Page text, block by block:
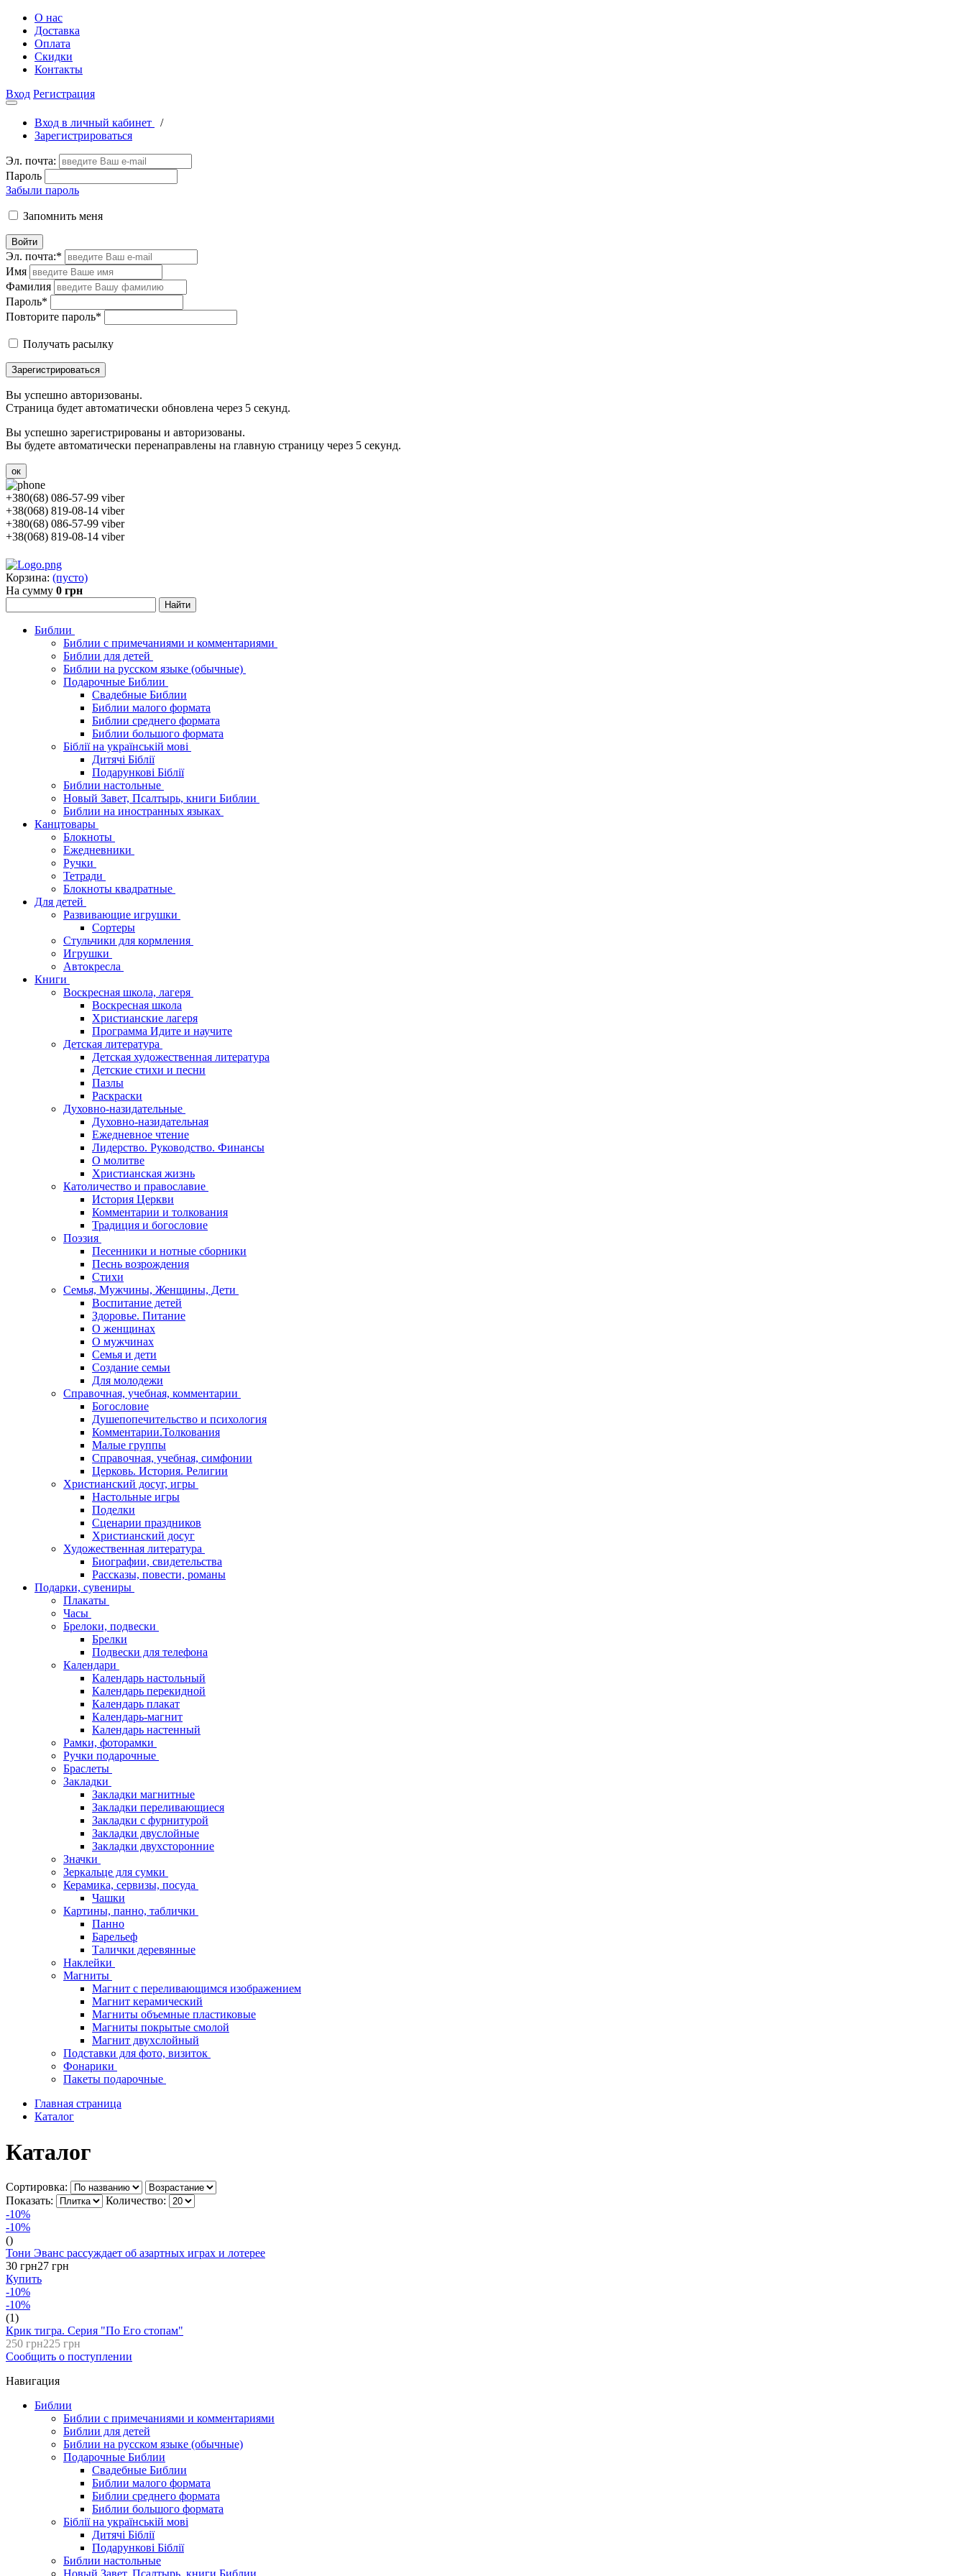
О нас
Доставка
Оплата
Скидки
Контакты
Вход Регистрация
Вход в личный кабинет
/
Зарегистрироваться
Эл. почта:
Пароль
Забыли пароль
Запомнить меня
Войти
Эл. почта:*
Имя
Фамилия
Пароль*
Повторите пароль*
Получать расылку
Зарегистрироваться
Вы успешно авторизованы.
Страница будет автоматически обновлена через 5 секунд.
Вы успешно зарегистрированы и авторизованы.
Вы будете автоматически перенаправлены на главную страницу через 5 секунд.
ок
+380(68) 086-57-99 viber
+38(068) 819-08-14 viber
+380(68) 086-57-99 viber
+38(068) 819-08-14 viber
Корзина: (пусто)
На сумму 0 грн
Библии
Библии с примечаниями и комментариями
Библии для детей
Библии на русском языке (обычные)
Подарочные Библии
Свадебные Библии
Библии малого формата
Библии среднего формата
Библии большого формата
Біблії на українській мові
Дитячі Біблії
Подарункові Біблії
Библии настольные
Новый Завет, Псалтырь, книги Библии
Библии на иностранных языках
Канцтовары
Блокноты
Ежедневники
Ручки
Тетради
Блокноты квадратные
Для детей
Развивающие игрушки
Сортеры
Стульчики для кормления
Игрушки
Автокресла
Книги
Воскресная школа, лагеря
Воскресная школа
Христианские лагеря
Программа Идите и научите
Детская литература
Детская художественная литература
Детские стихи и песни
Пазлы
Раскраски
Духовно-назидательные
Духовно-назидательная
Ежедневное чтение
Лидерство. Руководство. Финансы
О молитве
Христианская жизнь
Католичество и православие
История Церкви
Комментарии и толкования
Традиция и богословие
Поэзия
Песенники и нотные сборники
Песнь возрождения
Стихи
Семья, Мужчины, Женщины, Дети
Воспитание детей
Здоровье. Питание
О женщинах
О мужчинах
Семья и дети
Создание семьи
Для молодежи
Справочная, учебная, комментарии
Богословие
Душепопечительство и психология
Комментарии.Толкования
Малые группы
Справочная, учебная, симфонии
Церковь. История. Религии
Христианский досуг, игры
Настольные игры
Поделки
Сценарии праздников
Христианский досуг
Художественная литература
Биографии, свидетельства
Рассказы, повести, романы
Подарки, сувениры
Плакаты
Часы
Брелоки, подвески
Брелки
Подвески для телефона
Календари
Календарь настольный
Календарь перекидной
Календарь плакат
Календарь-магнит
Календарь настенный
Рамки, фоторамки
Ручки подарочные
Браслеты
Закладки
Закладки магнитные
Закладки переливающиеся
Закладки с фурнитурой
Закладки двуслойные
Закладки двухсторонние
Значки
Зеркальце для сумки
Керамика, сервизы, посуда
Чашки
Картины, панно, таблички
Панно
Барельеф
Талички деревянные
Наклейки
Магниты
Магнит с переливающимся изображением
Магнит керамический
Магниты объемные пластиковые
Магниты покрытые смолой
Магнит двухслойный
Подставки для фото, визиток
Фонарики
Пакеты подарочные
Главная страница
Каталог
Каталог
Сортировка:
Показать:
Количество:
-10%
-10%
()
Тони Эванс рассуждает об азартных играх и лотерее
30 грн27 грн
Купить
-10%
-10%
(1)
Крик тигра. Серия "По Его стопам"
250 грн225 грн
Сообщить о поступлении
Навигация
Библии
Библии с примечаниями и комментариями
Библии для детей
Библии на русском языке (обычные)
Подарочные Библии
Свадебные Библии
Библии малого формата
Библии среднего формата
Библии большого формата
Біблії на українській мові
Дитячі Біблії
Подарункові Біблії
Библии настольные